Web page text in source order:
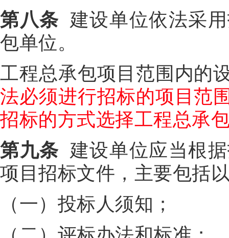
第八条 建设单位依法采
包单位。
工程总承包项目范围内的
法必须进行招标的项目范
招标的方式选择工程总承
第九条 建设单位应当根
项目招标文件，主要包括
（一）投标人须知；